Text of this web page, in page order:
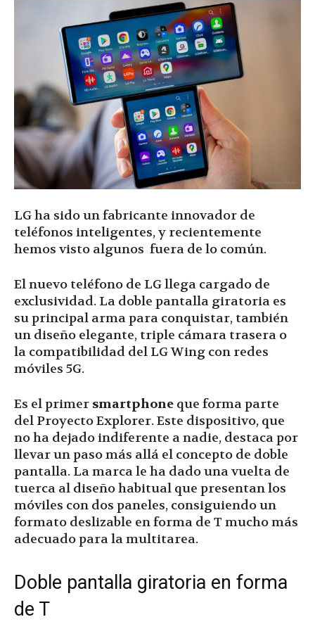
Hora
|
LG ha sido un fabricante innovador de
teléfonos inteligentes, y recientemente
hemos visto algunos fuera de lo común.
El nuevo teléfono de LG llega cargado de
exclusividad. La doble pantalla giratoria es
su principal arma para conquistar, también
un diseño elegante, triple cámara trasera o
la compatibilidad del LG Wing con redes
móviles 5G.
Es el primer smartphone que forma parte
del Proyecto Explorer. Este dispositivo, que
no ha dejado indiferente a nadie, destaca por
llevar un paso más allá el concepto de doble
pantalla. La marca le ha dado una vuelta de
tuerca al diseño habitual que presentan los
móviles con dos paneles, consiguiendo un
formato deslizable en forma de T mucho más
adecuado para la multitarea.
Doble pantalla giratoria en forma
de T